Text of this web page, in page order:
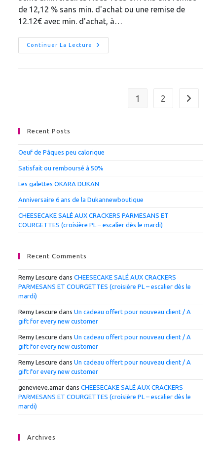
de 12,12 % sans min. d'achat ou une remise de
12.12€ avec min. d'achat, à…
Continuer La Lecture
Le
12.12,
1 2 Aller à la
Recent Posts
Oeuf de Pâques peu calorique
Satisfait ou remboursé à 50%
Les galettes OKARA DUKAN
Anniversaire 6 ans de la Dukannewboutique
CHEESECAKE SALÉ AUX CRACKERS PARMESANS ET
COURGETTES (croisière PL – escalier dès le mardi)
Recent Comments
Remy Lescure dansCHEESECAKE SALÉ AUX CRACKERS
PARMESANS ET COURGETTES (croisière PL – escalier dès le
mardi)
Remy Lescure dansUn cadeau offert pour nouveau client / A
gift for every new customer
Remy Lescure dansUn cadeau offert pour nouveau client / A
gift for every new customer
Remy Lescure dansUn cadeau offert pour nouveau client / A
gift for every new customer
genevieve.amar dansCHEESECAKE SALÉ AUX CRACKERS
PARMESANS ET COURGETTES (croisière PL – escalier dès le
mardi)
Archives